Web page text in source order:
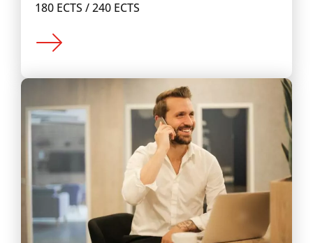
180 ECTS / 240 ECTS